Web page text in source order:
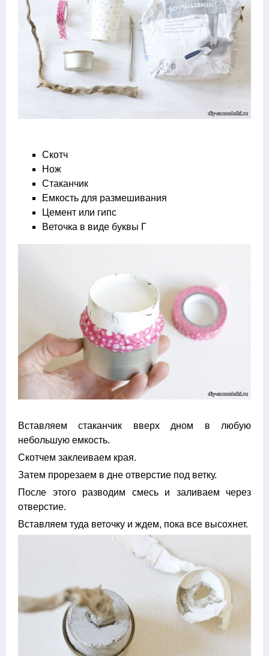
Скотч
Нож
Стаканчик
Емкость для размешивания
Цемент или гипс
Веточка в виде буквы Г
Вставляем стаканчик вверх дном в любую
небольшую емкость.
Скотчем заклеиваем края.
Затем прорезаем в дне отверстие под ветку.
После этого разводим смесь и заливаем через
отверстие.
Вставляем туда веточку и ждем, пока все высохнет.